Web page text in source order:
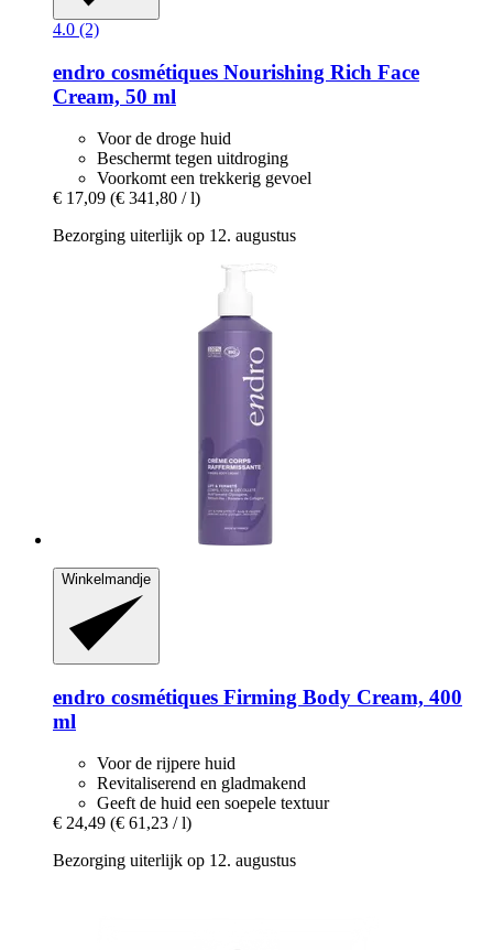
4.0 (2)
endro cosmétiques Nourishing Rich Face
Cream, 50 ml
Voor de droge huid
Beschermt tegen uitdroging
Voorkomt een trekkerig gevoel
€ 17,09 (€ 341,80 / l)
Bezorging uiterlijk op 12. augustus
Winkelmandje
endro cosmétiques Firming Body Cream, 400
ml
Voor de rijpere huid
Revitaliserend en gladmakend
Geeft de huid een soepele textuur
€ 24,49 (€ 61,23 / l)
Bezorging uiterlijk op 12. augustus